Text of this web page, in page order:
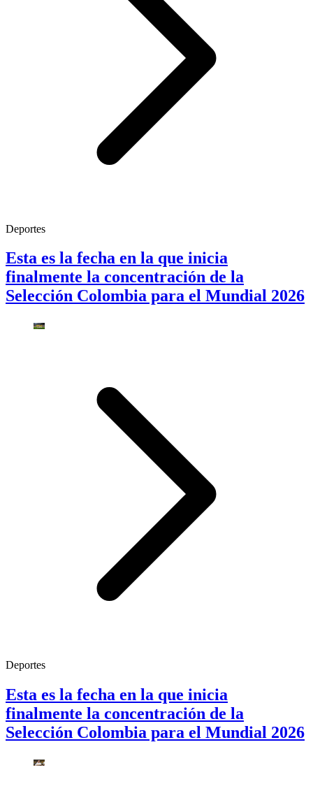
Deportes
Esta es la fecha en la que inicia
finalmente la concentración de la
Selección Colombia para el Mundial 2026
Deportes
Esta es la fecha en la que inicia
finalmente la concentración de la
Selección Colombia para el Mundial 2026